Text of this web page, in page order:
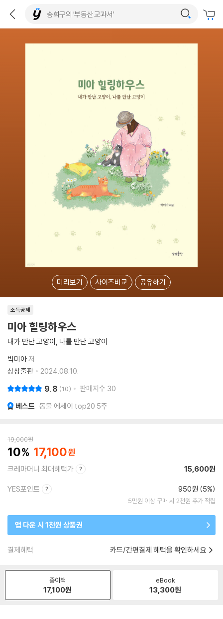
미리보기 사이즈비교 공유하기
소득공제
미아 힐링하우스
내가 만난 고양이, 나를 만난 고양이
박미아저
상상출판
2024.08.10.
9.8 10 판매지수 30
베스트 동물 에세이 top20 5주
19,000원
10 17,100
크레마머니 최대혜택가 15,600원
YES포인트 950원 (5%)
5만원 이상 구매 시 2천원 추가 적립
앱 다운 시 1천원 상품권
결제혜택 카드/간편결제 혜택을 확인하세요
종이책
17,100원
eBook
13,300원